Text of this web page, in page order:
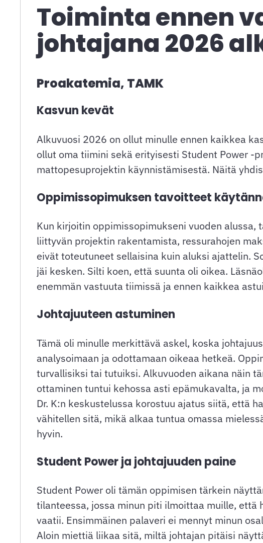
Toiminta ennen
johtajana 2026
Proakatemia, TAMK
Kasvun kevät
Alkuvuosi 2026 on ollut minulle ennen kaikkea
ollut oma tiimini sekä erityisesti Student Power
mattopesuprojektin käynnistämisestä. Näitä
Oppimissopimuksen tavoitteet
Kun kirjoitin oppimissopimukseni vuoden
liittyvän projektin rakentamista, ressurahojen
eivät toteutuneet sellaisina kuin aluksi ajattelin.
jäi kesken. Silti koen, että suunta oli oikea.
enemmän vastuuta tiimissä ja ennen kaikkea
Johtajuuteen astuminen
Tämä oli minulle merkittävä askel, koska
analysoimaan ja odottamaan oikeaa hetkeä.
turvallisiksi tai tutuiksi. Alkuvuoden aikana näin
ottaminen tuntui kehossa asti epämukavalta, ja
Dr. K:n keskustelussa korostuu ajatus siitä, että
vähitellen sitä, mikä alkaa tuntua omassa
hyvin.
Student Power ja johtajuuden paine
Student Power oli tämän oppimisen tärkein
tilanteessa, jossa minun piti ilmoittaa muille,
vaatii. Ensimmäinen palaveri ei mennyt minun
Aloin miettiä liikaa sitä, miltä johtajan pitäisi